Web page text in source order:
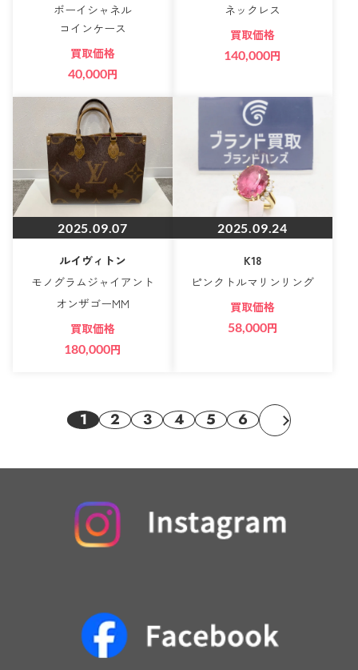
ボーイシャネル
コインケース
買取価格
40,000円
ネックレス
買取価格
140,000円
2025.09.07
ルイヴィトン
モノグラムジャイアント
オンザゴーMM
買取価格
180,000円
2025.09.24
K18
ピンクトルマリンリング
買取価格
58,000円
1 2 3 4 5 6